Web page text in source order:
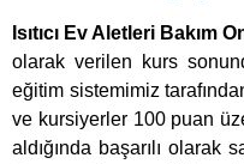
Isıtıcı Ev Aletleri Bakım
olarak verilen kurs
eğitim sistemimiz
ve kursiyerler 100 puan
aldığında başarılı olarak